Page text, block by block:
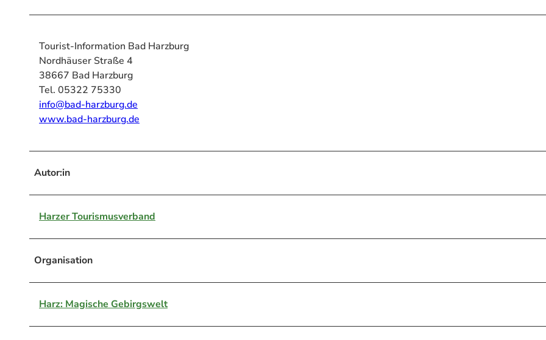
Tourist-Information Bad Harzburg
Nordhäuser Straße 4
38667 Bad Harzburg
Tel. 05322 75330
info@bad-harzburg.de
www.bad-harzburg.de
Autor:in
Harzer Tourismusverband
Organisation
Harz: Magische Gebirgswelt